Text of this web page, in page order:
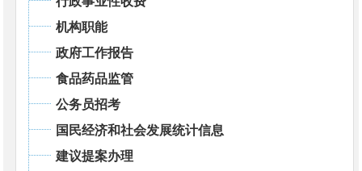
机构职能
政府工作报告
食品药品监管
公务员招考
国民经济和社会发展统计信息
建议提案办理